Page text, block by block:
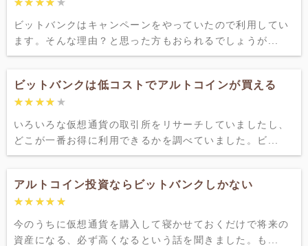
ビットバンクはキャンペーンをやっていたので利用してい
ます。そんな理由？と思った方もおられるでしょうが...
ビットバンクは低コストでアルトコインが買える
★★★★★
★★★★★
いろいろな仮想通貨の取引所をリサーチしていましたし、
どこが一番お得に利用できるかを調べていました。ビ...
アルトコイン投資ならビットバンクしかない
★★★★★
★★★★★
今のうちに仮想通貨を購入して寝かせておくだけで将来の
資産になる、必ず高くなるという話を聞きました。も...